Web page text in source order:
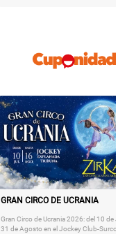
GRAN CIRCO DE UCRANIA
Gran Circo de Ucrania 2026: del 10 de
31 de Agosto en el Jockey Club-Surco